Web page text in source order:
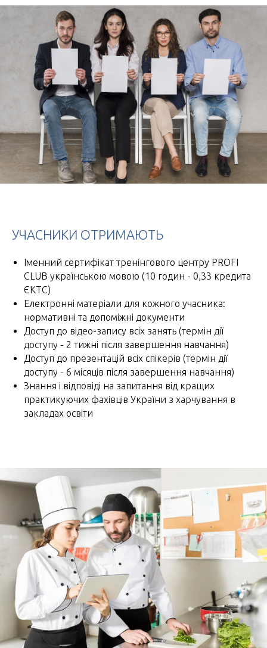
УЧАСНИКИ ОТРИМАЮТЬ
Іменний сертифікат тренінгового центру PROFI
CLUB українською мовою (10 годин - 0,33 кредита
ЄКТС)
Електронні матеріали для кожного учасника:
нормативні та допоміжні документи
Доступ до відео-запису всіх занять (термін дії
доступу - 2 тижні після завершення навчання)
Доступ до презентацій всіх спікерів (термін дії
доступу - 6 місяців після завершення навчання)
Знання і відповіді на запитання від кращих
практикуючих фахівців України з харчування в
закладах освіти